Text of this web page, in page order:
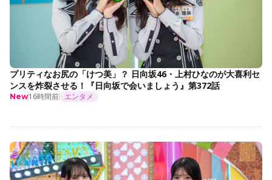
プリティなお尻の「けつ美」？ 日向坂46・上村ひなのが大喜利セ
ンスを炸裂させる！『日向坂で会いましょう』第372話
New16時間前 エンタメ